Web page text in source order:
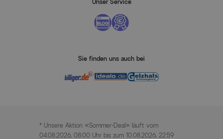
Unser Service
Sie finden uns auch bei
* Unsere Aktion «Sommer-Deal» läuft vom
04.08.2026, 08:00 Uhr bis zum 10.08.2026, 22:59